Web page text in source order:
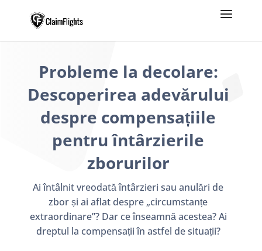
Probleme la decolare:
Descoperirea adevărului
despre compensațiile
pentru întârzierile
zborurilor
Ai întâlnit vreodată întârzieri sau anulări de
zbor și ai aflat despre „circumstanțe
extraordinare”? Dar ce înseamnă acestea? Ai
dreptul la compensații în astfel de situații?